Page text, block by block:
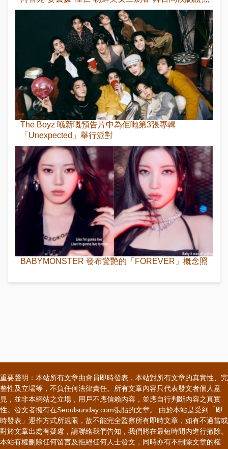
The Boyz 喺新嘅預告片中為佢哋第3張專輯
「Unexpected」舉行派對
BABYMONSTER 發布驚艷的「FOREVER」概念照
重要聲明：本站所有文章由會員即時發表，本站對所有文章的真實性、完
整性及立場等，不負任何法律責任。所有文章內容只代表發文者個人意
見，並非本網站之立場，用戶不應信賴內容，並應自行判斷內容之真實
性。發文者擁有在Seoulsunday.com張貼的文章。 由於本站是受到「即
時發表」運作方式所規限，故不能完全監察所有即時文章，如有不適當或
對於文章出處有疑慮，請聯絡我們告知，我們將在最短時間內進行撤除。
本站有權刪除任何留言及拒絕任何人士發文，同時亦有不刪除文章的權